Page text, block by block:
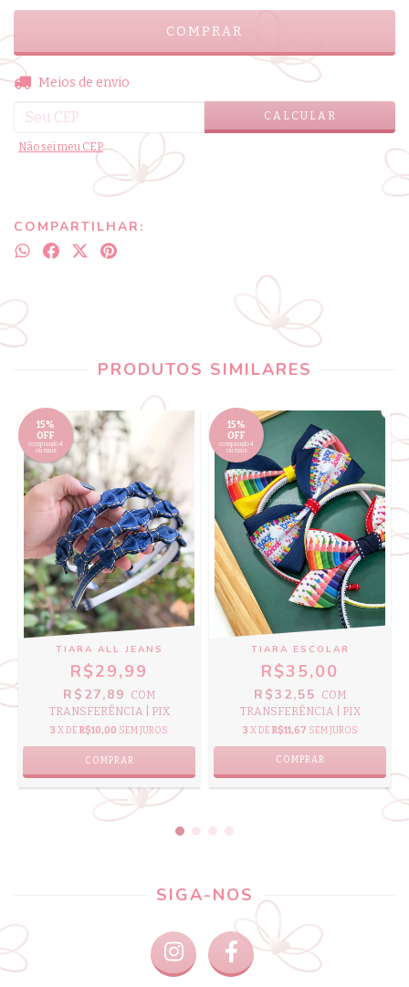
Entregas para o CEP: ALTERAR CEP
Meios de envio
CALCULAR
Não sei meu CEP
COMPARTILHAR:
PRODUTOS SIMILARES
15%
OFF
comprando 4
ou mais
TIARA ALL JEANS
R$29,99
R$27,89
COM
TRANSFERÊNCIA | PIX
3 X DE R$10,00 SEM JUROS
15%
OFF
comprando 4
ou mais
TIARA ESCOLAR
R$35,00
R$32,55
COM
TRANSFERÊNCIA | PIX
3 X DE R$11,67 SEM JUROS
COMPRAR
SIGA-NOS